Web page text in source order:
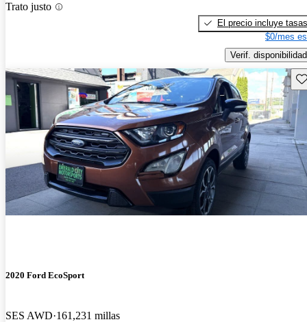
Trato justo
El precio incluye tasas
$0/mes
Verif. disponibilidad
2020 Ford EcoSport
SES AWD 161,231 millas